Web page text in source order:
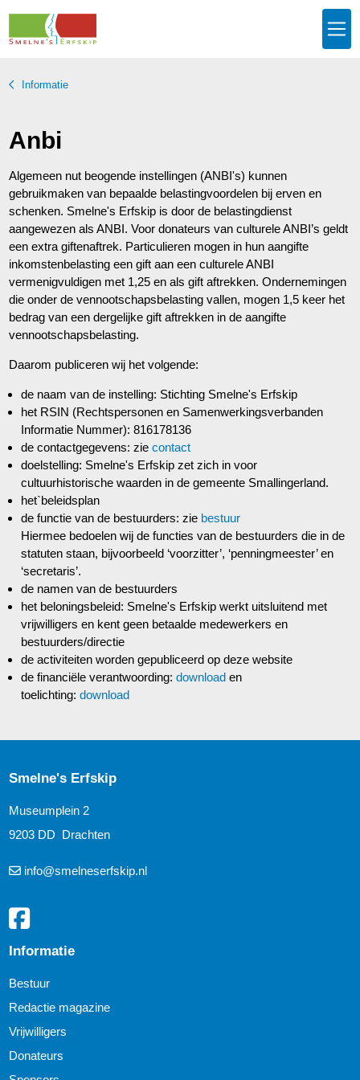
Informatie
Anbi
Algemeen nut beogende instellingen (ANBI's) kunnen
gebruikmaken van bepaalde belastingvoordelen bij erven en
schenken. Smelne's Erfskip is door de belastingdienst
aangewezen als ANBI. Voor donateurs van culturele ANBI’s geldt
een extra giftenaftrek. Particulieren mogen in hun aangifte
inkomstenbelasting een gift aan een culturele ANBI
vermenigvuldigen met 1,25 en als gift aftrekken. Ondernemingen
die onder de vennootschapsbelasting vallen, mogen 1,5 keer het
bedrag van een dergelijke gift aftrekken in de aangifte
vennootschapsbelasting.
Daarom publiceren wij het volgende:
de naam van de instelling: Stichting Smelne's Erfskip
het RSIN (Rechtspersonen en Samenwerkingsverbanden
Informatie Nummer): 816178136
de contactgegevens: ziecontact
doelstelling: Smelne's Erfskip zet zich in voor
cultuurhistorische waarden in de gemeente Smallingerland.
het`beleidsplan
de functie van de bestuurders: zie bestuur
Hiermee bedoelen wij de functies van de bestuurders die in de
statuten staan, bijvoorbeeld ‘voorzitter’, ‘penningmeester’ en
‘secretaris’.
de namen van de bestuurders
het beloningsbeleid: Smelne's Erfskip werkt uitsluitend met
vrijwilligers en kent geen betaalde medewerkers en
bestuurders/directie
de activiteiten worden gepubliceerd op deze website
de financiële verantwoording:download en
toelichting:download
Smelne's Erfskip
Museumplein 2
9203 DD Drachten
info@smelneserfskip.nl
Informatie
Bestuur
Redactie magazine
Vrijwilligers
Donateurs